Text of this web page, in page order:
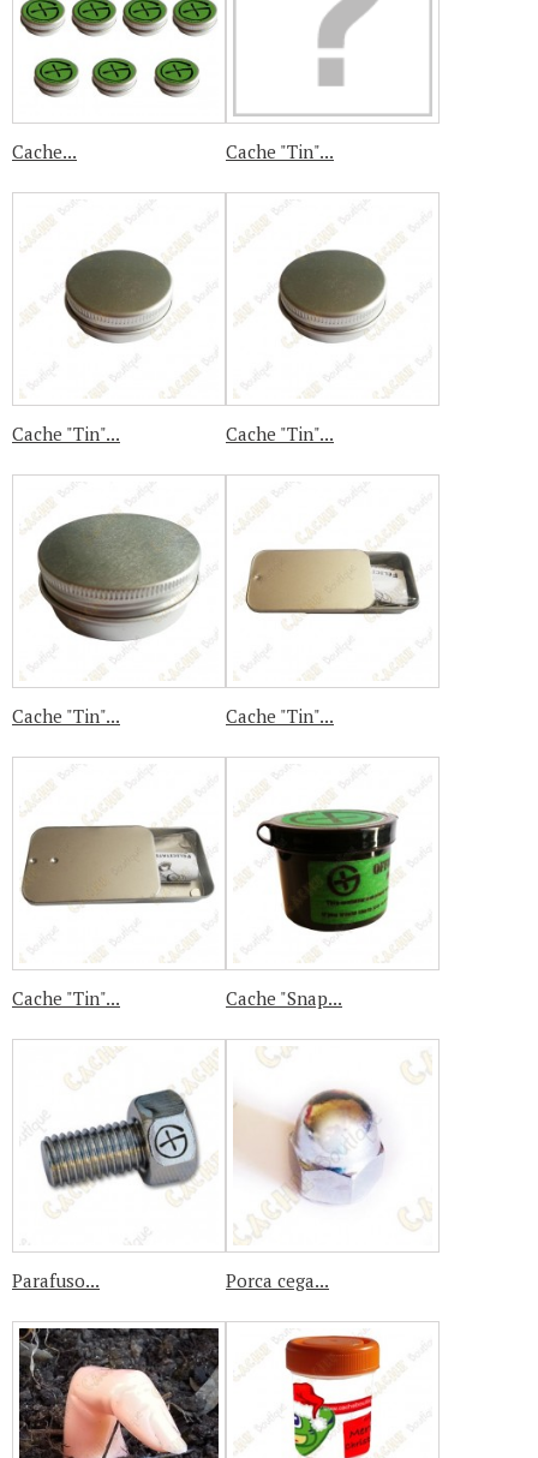
Cache... Cache "Tin"...
Cache "Tin"... Cache "Tin"...
Cache "Tin"... Cache "Tin"...
Cache "Tin"... Cache "Snap...
Parafuso... Porca cega...